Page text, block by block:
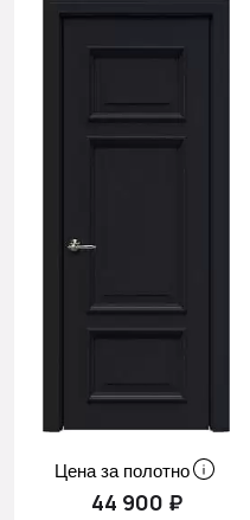
Цена за полотно
44 900 ₽